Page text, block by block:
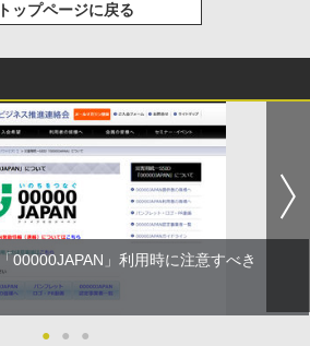
トップページに戻る
00000JAPAN」利用時に注意すべき
● ● ●